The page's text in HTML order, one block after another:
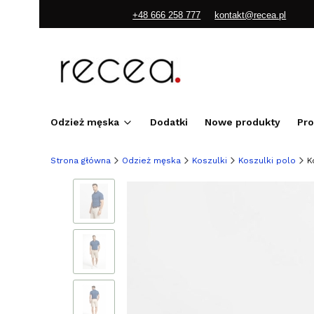
+48 666 258 777 kontakt@recea.pl
Odzież męska Dodatki Nowe produkty
Strona główna Odzież męska Koszulki Koszulki polo